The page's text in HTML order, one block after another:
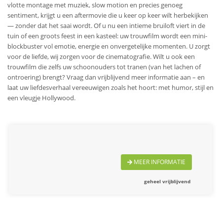
vlotte montage met muziek, slow motion en precies genoeg
sentiment, krijgt u een aftermovie die u keer op keer wilt herbekijken
— zonder dat het saai wordt. Of u nu een intieme bruiloft viert in de
tuin of een groots feest in een kasteel: uw trouwfilm wordt een mini-
blockbuster vol emotie, energie en onvergetelijke momenten. U zorgt
voor de liefde, wij zorgen voor de cinematografie. Wilt u ook een
trouwfilm die zelfs uw schoonouders tot tranen (van het lachen of
ontroering) brengt? Vraag dan vrijblijvend meer informatie aan – en
laat uw liefdesverhaal vereeuwigen zoals het hoort: met humor, stijl en
een vleugje Hollywood.
MEER INFORMATIE
geheel vrijblijvend